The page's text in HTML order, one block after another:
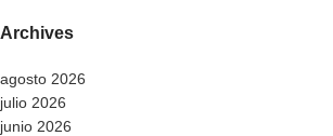
Archives
agosto 2026
julio 2026
junio 2026